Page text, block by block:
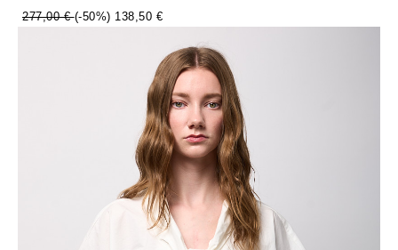
277,00 €(-50%) 138,50 €